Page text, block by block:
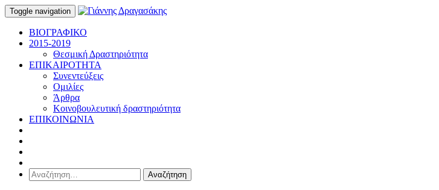
Toggle navigation
ΒΙΟΓΡΑΦΙΚΟ
2015-2019
Θεσμική Δραστηριότητα
ΕΠΙΚΑΙΡΟΤΗΤΑ
Συνεντεύξεις
Ομιλίες
Άρθρα
Κοινοβουλευτική δραστηριότητα
ΕΠΙΚΟΙΝΩΝΙΑ
Αναζήτηση
για: